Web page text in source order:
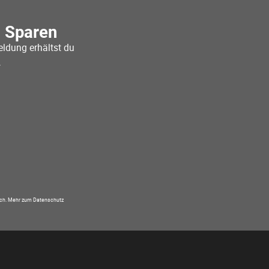
erhältst du
Mehr zum Datenschutz